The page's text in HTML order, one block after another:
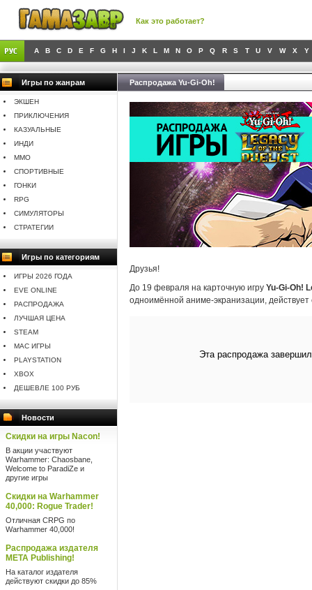
Как это работает?
A B C D E F G H I J K L M N O P Q R S T U V W X Y
Игры по жанрам
ЭКШЕН
ПРИКЛЮЧЕНИЯ
КАЗУАЛЬНЫЕ
ИНДИ
MMO
СПОРТИВНЫЕ
ГОНКИ
RPG
СИМУЛЯТОРЫ
СТРАТЕГИИ
Игры по категориям
ИГРЫ 2026 ГОДА
EVE ONLINE
РАСПРОДАЖА
ЛУЧШАЯ ЦЕНА
STEAM
MAC ИГРЫ
PLAYSTATION
XBOX
ДЕШЕВЛЕ 100 РУБ
Новости
Скидки на игры Nacon!
В акции участвуют
Warhammer: Chaosbane,
Welcome to ParadiZe и
другие игры
Скидки на Warhammer
40,000: Rogue Trader!
Отличная CRPG по
Warhammer 40,000!
Распродажа издателя
META Publishing!
На каталог издателя
действуют скидки до 85%
Распродажа Yu-Gi-Oh!
Друзья!
До 19 февраля на карточную игру Yu-Gi-Oh!
одноимённой аниме-экранизации, действует
Эта распродажа